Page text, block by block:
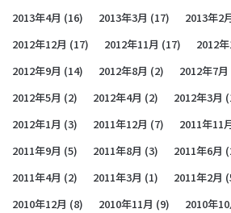
2013年4月 (16) 2013年3月 (17) 2013年2
2012年12月 (17) 2012年11月 (17) 2012
2012年9月 (14) 2012年8月 (2) 2012年7月
2012年5月 (2) 2012年4月 (2) 2012年3月
2012年1月 (3) 2011年12月 (7) 2011年11
2011年9月 (5) 2011年8月 (3) 2011年6月
2011年4月 (2) 2011年3月 (1) 2011年2月
2010年12月 (8) 2010年11月 (9) 2010年10